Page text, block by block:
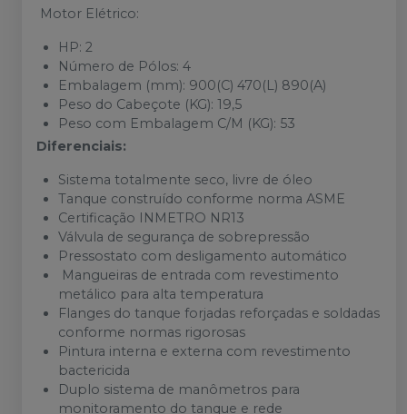
Motor Elétrico:
HP: 2
Número de Pólos: 4
Embalagem (mm): 900(C) 470(L) 890(A)
Peso do Cabeçote (KG): 19,5
Peso com Embalagem C/M (KG): 53
Diferenciais:
Sistema totalmente seco, livre de óleo
Tanque construído conforme norma ASME
Certificação INMETRO NR13
Válvula de segurança de sobrepressão
Pressostato com desligamento automático
Mangueiras de entrada com revestimento
metálico para alta temperatura
Flanges do tanque forjadas reforçadas e soldadas
conforme normas rigorosas
Pintura interna e externa com revestimento
bactericida
Duplo sistema de manômetros para
monitoramento do tanque e rede